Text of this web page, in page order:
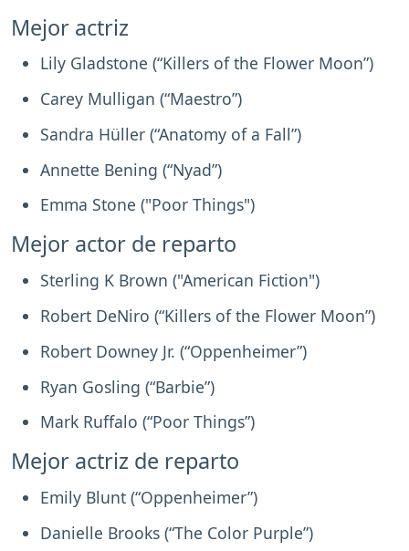
Mejor actriz
Lily Gladstone (“Killers of the Flower Moon”)
Carey Mulligan (“Maestro”)
Sandra Hüller (“Anatomy of a Fall”)
Annette Bening (“Nyad”)
Emma Stone ("Poor Things")
Mejor actor de reparto
Sterling K Brown ("American Fiction")
Robert DeNiro (“Killers of the Flower Moon”)
Robert Downey Jr. (“Oppenheimer”)
Ryan Gosling (“Barbie”)
Mark Ruffalo (“Poor Things”)
Mejor actriz de reparto
Emily Blunt (“Oppenheimer”)
Danielle Brooks (“The Color Purple”)